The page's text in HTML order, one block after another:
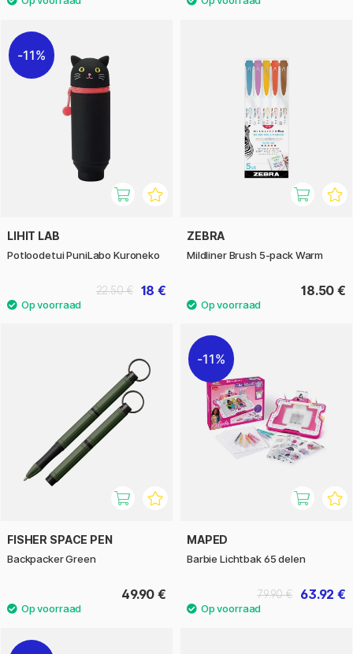
11%
LIHIT LAB
Potloodetui PuniLabo Kuroneko
18 €
22.50 €
ZEBRA
Mildliner Brush 5-pack Warm
18.50 €
FISHER SPACE PEN
Backpacker Green
49.90 €
11%
MAPED
Barbie Lichtbak 65 delen
63.92 €
79.90 €